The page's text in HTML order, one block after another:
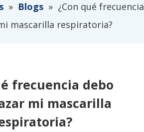
» Blogs » ¿Con qué frecuencia
mascarilla respiratoria?
frecuencia debo
mi mascarilla